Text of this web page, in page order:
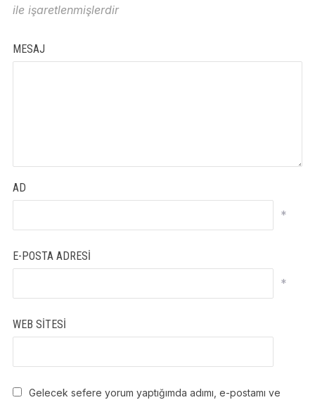
ile işaretlenmişlerdir
MESAJ
AD
*
E-POSTA ADRESI
*
WEB SITESI
Gelecek sefere yorum yaptığımda adımı, e-postamı ve